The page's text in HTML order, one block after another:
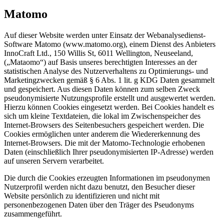
Matomo
Auf dieser Website werden unter Einsatz der Webanalysedienst-
Software Matomo (www.matomo.org), einem Dienst des Anbieters
InnoCraft Ltd., 150 Willis St, 6011 Wellington, Neuseeland,
(„Mataomo“) auf Basis unseres berechtigten Interesses an der
statistischen Analyse des Nutzerverhaltens zu Optimierungs- und
Marketingzwecken gemäß § 6 Abs. 1 lit. g KDG Daten gesammelt
und gespeichert. Aus diesen Daten können zum selben Zweck
pseudonymisierte Nutzungsprofile erstellt und ausgewertet werden.
Hierzu können Cookies eingesetzt werden. Bei Cookies handelt es
sich um kleine Textdateien, die lokal im Zwischenspeicher des
Internet-Browsers des Seitenbesuchers gespeichert werden. Die
Cookies ermöglichen unter anderem die Wiedererkennung des
Internet-Browsers. Die mit der Matomo-Technologie erhobenen
Daten (einschließlich Ihrer pseudonymisierten IP-Adresse) werden
auf unseren Servern verarbeitet.
Die durch die Cookies erzeugten Informationen im pseudonymen
Nutzerprofil werden nicht dazu benutzt, den Besucher dieser
Website persönlich zu identifizieren und nicht mit
personenbezogenen Daten über den Träger des Pseudonyms
zusammengeführt.